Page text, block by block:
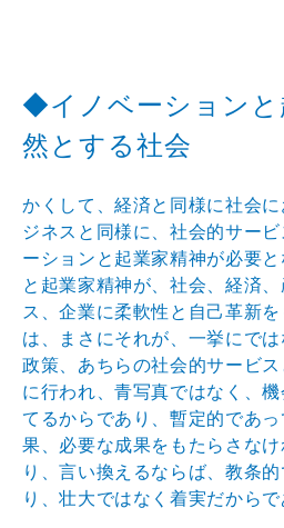
◆イノベーションと
然とする社会
かくして、経済と同様に社会
ジネスと同様に、社会的サー
ーション と起業家精神が必要
と起業家精神が、社会、経済
ス、企業に柔軟性と 自己革新
は、まさにそれが、一挙に で
政策、あちらの社会的サービス
に行われ、青写真ではなく、
てるからであり、暫定的であ
果、必要な成果をもたらさなけ
り、言い換えるならば、教条
り、壮大ではなく着実だからで